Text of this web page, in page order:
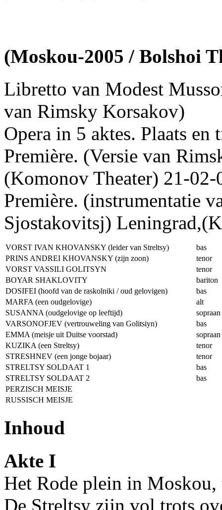
(Moskou-2005 / Bolshoi
Libretto van Modest
van Rimsky Korsakov)
Opera in 5 aktes. Plaats
Première. (Versie van
(Komonov Theater) 21-02-
Première. (instrumentatie
Sjostakovitsj)
VORST IVAN KHOVANSKY (leider van Streltsy)
bas
PRINS ANDREI KHOVANSKY (zijn zoon)
tenor
VORST VASSILI GOLITSYN
tenor
BOYAR SHAKLOVITY
bariton
DOSIFEI (hoofd van de raskolniki / oud gelovigen)
bas
MARFA (een oudgelovige)
alt
SUSANNA (oudgelovige op leeftijd)
sopraan
VARSONOFJEV (vertrouweling van Golitsiyn)
bas
EMMA (meisje uit Duitse voorstad)
sopraan
KUZIKA (een Streltsy)
tenor
STRESHNEV (een jonge bojaar)
tenor
STRELTSY SOLDAAT 1
bas
STRELTSY SOLDAAT 2
bas
PERZISCH MEISJE
RUSSISCH MEISJE
Inhoud
Akte I
Het Rode plein in Moskou,
De Streltsy zijn vol trots